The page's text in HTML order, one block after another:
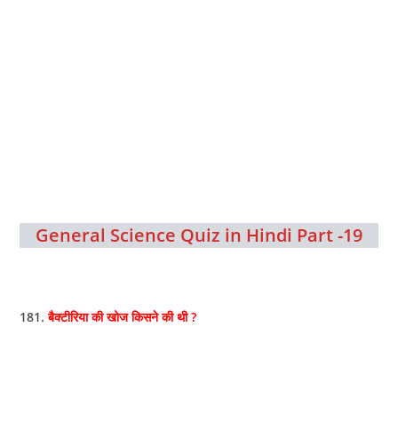
General Science Quiz in Hindi Part -19
181.बैक्टीरिया की खोज किसने की थी ?